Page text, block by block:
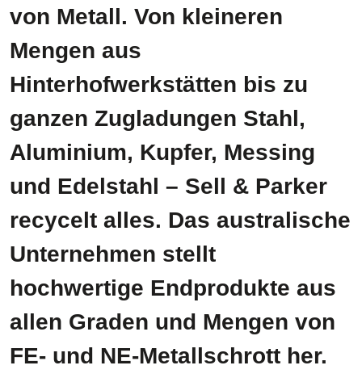
von Metall. Von kleineren
Mengen aus
Hinterhofwerkstätten bis zu
ganzen Zugladungen Stahl,
Aluminium, Kupfer, Messing
und Edelstahl – Sell & Parker
recycelt alles. Das australische
Unternehmen stellt
hochwertige Endprodukte aus
allen Graden und Mengen von
FE- und NE-Metallschrott her.